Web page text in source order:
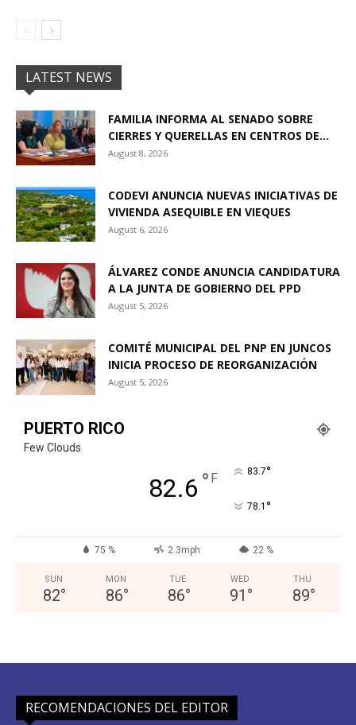
LATEST NEWS
FAMILIA INFORMA AL SENADO SOBRE
CIERRES Y QUERELLAS EN CENTROS DE...
August 8, 2026
CODEVI ANUNCIA NUEVAS INICIATIVAS DE
VIVIENDA ASEQUIBLE EN VIEQUES
August 6, 2026
ÁLVAREZ CONDE ANUNCIA CANDIDATURA
A LA JUNTA DE GOBIERNO DEL PPD
August 5, 2026
COMITÉ MUNICIPAL DEL PNP EN JUNCOS
INICIA PROCESO DE REORGANIZACIÓN
August 5, 2026
PUERTO RICO
Few Clouds
82.6 ° F 83.7°
78.1 °
75 % 2.3mph 22 %
SUN
82°
MON
86°
TUE
86°
WED
91 °
THU
89°
RECOMENDACIONES DEL EDITOR